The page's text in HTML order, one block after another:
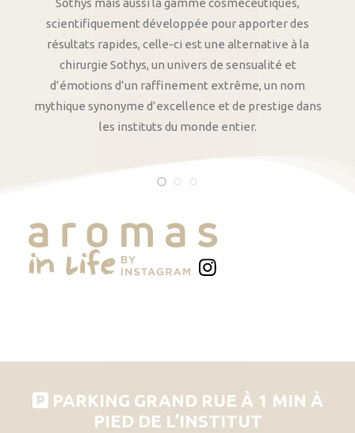
Sothys mais aussi la gamme cosméceutiques,
scientifiquement développée pour apporter des
résultats rapides, celle-ci est une alternative à la
chirurgie Sothys, un univers de sensualité et
d’émotions d’un raffinement extrême, un nom
mythique synonyme d’excellence et de prestige dans
les instituts du monde entier.
PARKING GRAND RUE À 1 MIN À
PIED DE L’INSTITUT